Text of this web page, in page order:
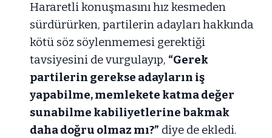
Hararetli konuşmasını hız kesmeden
sürdürürken, partilerin adayları hakkında
kötü söz söylenmemesi gerektiği
tavsiyesini de vurgulayıp, “Gerek
partilerin gerekse adayların iş
yapabilme, memlekete katma değer
sunabilme kabiliyetlerine bakmak
daha doğru olmaz mı?” diye de ekledi.